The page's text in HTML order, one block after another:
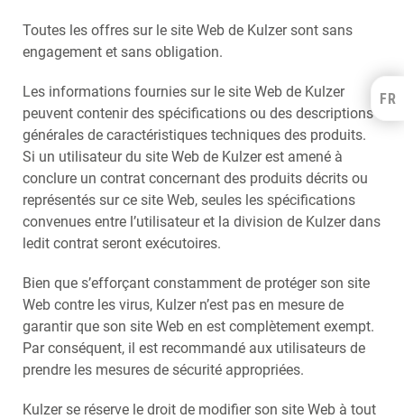
Kulzer Benelux FR
FRANÇAIS
NEDERLANDS
Toutes les offres sur le site Web de Kulzer sont sans
engagement et sans obligation.
Les informations fournies sur le site Web de Kulzer
peuvent contenir des spécifications ou des descriptions
générales de caractéristiques techniques des produits.
Si un utilisateur du site Web de Kulzer est amené à
conclure un contrat concernant des produits décrits ou
représentés sur ce site Web, seules les spécifications
convenues entre l’utilisateur et la division de Kulzer dans
ledit contrat seront exécutoires.
Bien que s’efforçant constamment de protéger son site
Web contre les virus, Kulzer n’est pas en mesure de
garantir que son site Web en est complètement exempt.
Par conséquent, il est recommandé aux utilisateurs de
prendre les mesures de sécurité appropriées.
Kulzer se réserve le droit de modifier son site Web à tout